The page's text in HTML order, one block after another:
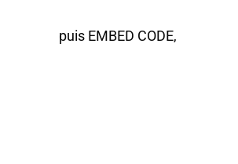
puis EMBED CODE,